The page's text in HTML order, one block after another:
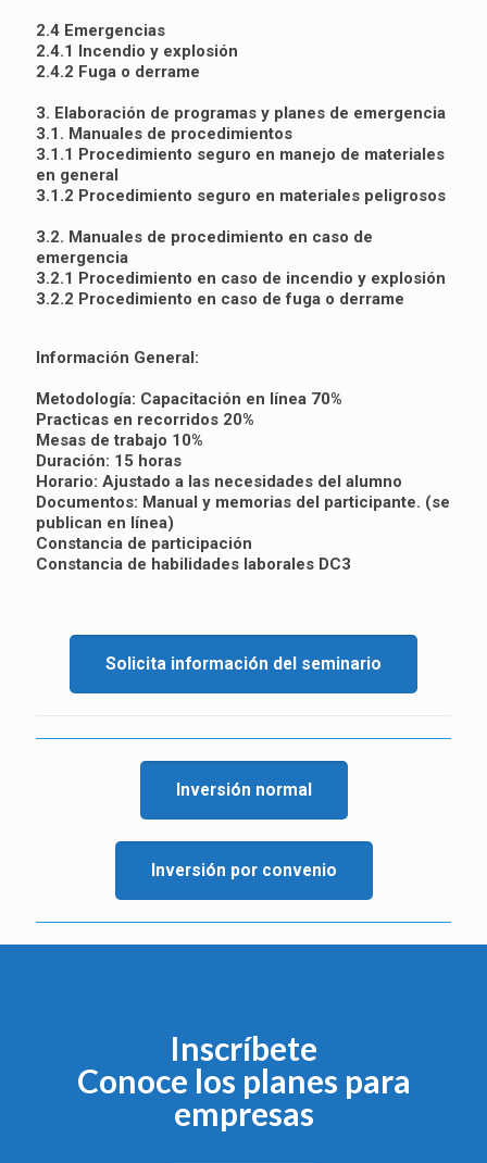
2.4 Emergencias
2.4.1 Incendio y explosión
2.4.2 Fuga o derrame
3. Elaboración de programas y planes de emergencia
3.1. Manuales de procedimientos
3.1.1 Procedimiento seguro en manejo de materiales
en general
3.1.2 Procedimiento seguro en materiales peligrosos
3.2. Manuales de procedimiento en caso de
emergencia
3.2.1 Procedimiento en caso de incendio y explosión
3.2.2 Procedimiento en caso de fuga o derrame
Información General:
Metodología: Capacitación en línea 70%
Practicas en recorridos 20%
Mesas de trabajo 10%
Duración: 15 horas
Horario: Ajustado a las necesidades del alumno
Documentos: Manual y memorias del participante. (se
publican en línea)
Constancia de participación
Constancia de habilidades laborales DC3
Solicita información del seminario
Inversión normal
Inversión por convenio
Inscríbete
Conoce los planes para
empresas